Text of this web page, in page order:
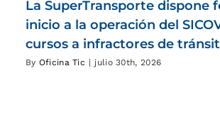
La SuperTransporte dispone
inicio a la operación del
cursos a infractores de
By Oficina Tic | julio 30th, 2026